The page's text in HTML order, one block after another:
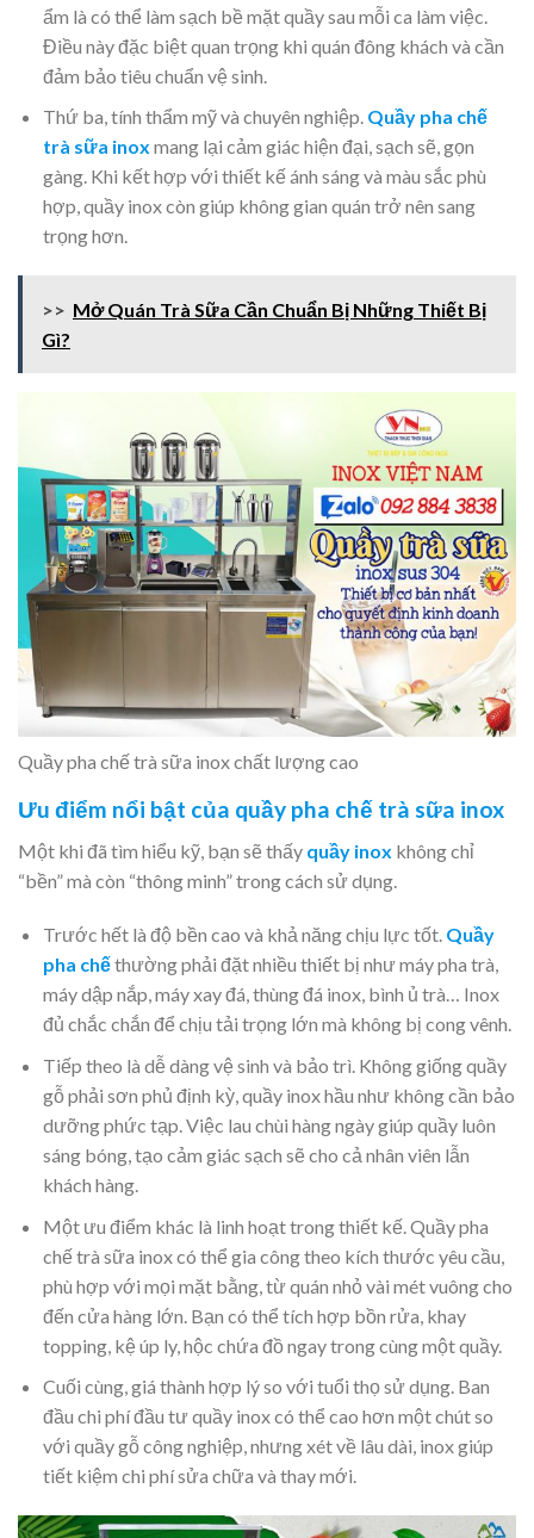
ẩm là có thể làm sạch bề mặt quầy sau mỗi ca làm việc.
Điều này đặc biệt quan trọng khi quán đông khách và cần
đảm bảo tiêu chuẩn vệ sinh.
Thứ ba, tính thẩm mỹ và chuyên nghiệp.Quầy pha chế
trà sữa inox mang lại cảm giác hiện đại, sạch sẽ, gọn
gàng. Khi kết hợp với thiết kế ánh sáng và màu sắc phù
hợp, quầy inox còn giúp không gian quán trở nên sang
trọng hơn.
>> Mở Quán Trà Sữa Cần Chuẩn Bị Những Thiết Bị
Gì?
Quầy pha chế trà sữa inox chất lượng cao
Ưu điểm nổi bật của quầy pha chế trà sữa inox
Một khi đã tìm hiểu kỹ, bạn sẽ thấy quầy inox không chỉ
“bền” mà còn “thông minh” trong cách sử dụng.
Trước hết là độ bền cao và khả năng chịu lực tốt. Quầy
pha chếthường phải đặt nhiều thiết bị như máy pha trà,
máy dập nắp, máy xay đá, thùng đá inox, bình ủ trà… Inox
đủ chắc chắn để chịu tải trọng lớn mà không bị cong vênh.
Tiếp theo là dễ dàng vệ sinh và bảo trì. Không giống quầy
gỗ phải sơn phủ định kỳ, quầy inox hầu như không cần bảo
dưỡng phức tạp. Việc lau chùi hàng ngày giúp quầy luôn
sáng bóng, tạo cảm giác sạch sẽ cho cả nhân viên lẫn
khách hàng.
Một ưu điểm khác là linh hoạt trong thiết kế. Quầy pha
chế trà sữa inox có thể gia công theo kích thước yêu cầu,
phù hợp với mọi mặt bằng, từ quán nhỏ vài mét vuông cho
đến cửa hàng lớn. Bạn có thể tích hợp bồn rửa, khay
topping, kệ úp ly, hộc chứa đồ ngay trong cùng một quầy.
Cuối cùng, giá thành hợp lý so với tuổi thọ sử dụng. Ban
đầu chi phí đầu tư quầy inox có thể cao hơn một chút so
với quầy gỗ công nghiệp, nhưng xét về lâu dài, inox giúp
tiết kiệm chi phí sửa chữa và thay mới.